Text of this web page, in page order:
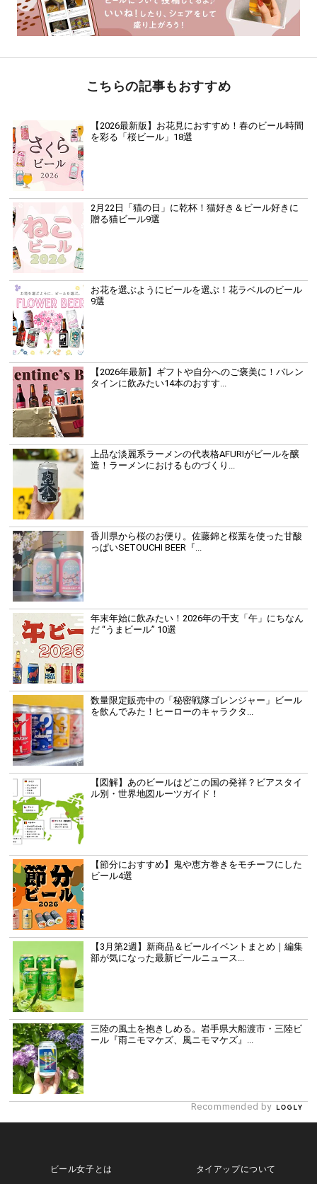
こちらの記事もおすすめ
【2026最新版】お花見におすすめ！春のビール時間
を彩る「桜ビール」18選
2月22日「猫の日」に乾杯！猫好き＆ビール好きに
贈る猫ビール9選
お花を選ぶようにビールを選ぶ！花ラベルのビール
9選
【2026年最新】ギフトや自分へのご褒美に！バレン
タインに飲みたい14本のおすす...
上品な淡麗系ラーメンの代表格AFURIがビールを醸
造！ラーメンにおけるものづくり...
香川県から桜のお便り。佐藤錦と桜葉を使った甘酸
っぱいSETOUCHI BEER『...
年末年始に飲みたい！2026年の干支「午」にちなん
だ “うまビール” 10選
数量限定販売中の「秘密戦隊ゴレンジャー」ビール
を飲んでみた！ヒーローのキャラクタ...
【図解】あのビールはどこの国の発祥？ビアスタイ
ル別・世界地図ルーツガイド！
【節分におすすめ】鬼や恵方巻きをモチーフにした
ビール4選
【3月第2週】新商品＆ビールイベントまとめ｜編集
部が気になった最新ビールニュース...
三陸の風土を抱きしめる。岩手県大船渡市・三陸ビ
ール『雨ニモマケズ、風ニモマケズ』...
Recommended by
ビール女子とは タイアップについて